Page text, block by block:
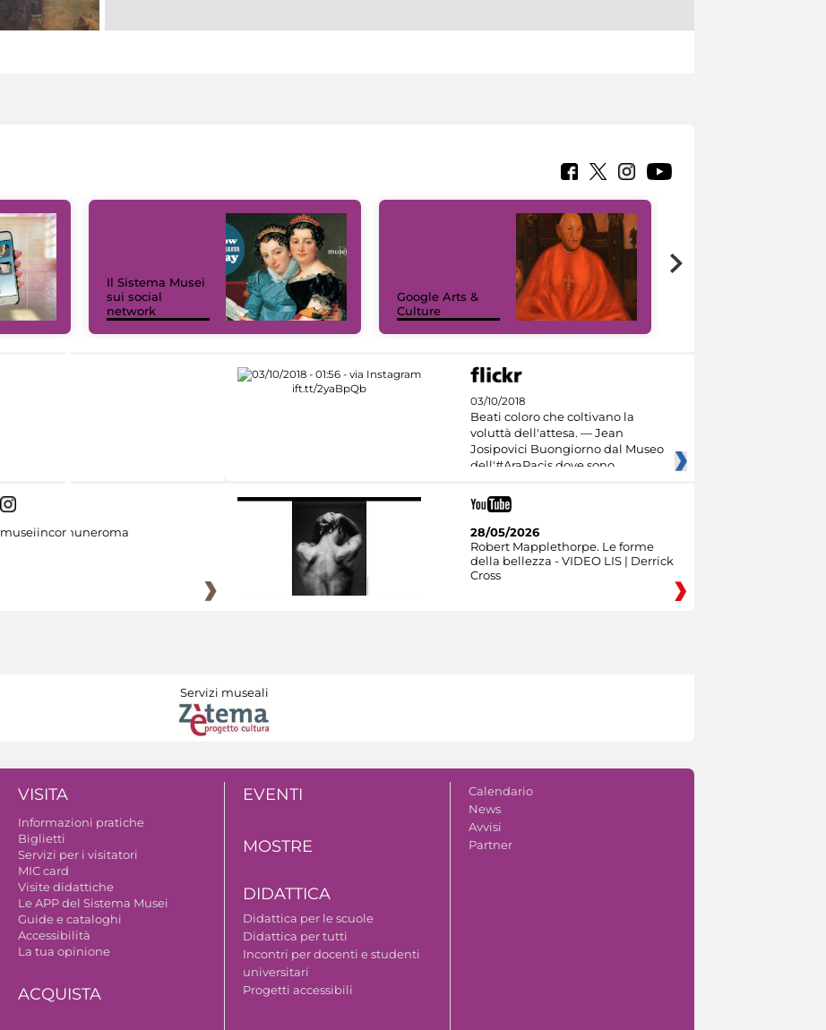
Il Sistema Musei
sui social
network
Google Arts &
Culture
03/10/2018
Beati coloro che coltivano la
voluttà dell'attesa. — Jean
Josipovici Buongiorno dal Museo
dell'#AraPacis dove sono
museiincomuneroma
28/05/2026
Robert Mapplethorpe. Le forme
della bellezza - VIDEO LIS | Derrick
Cross
Servizi museali
VISITA
Informazioni pratiche
Biglietti
Servizi per i visitatori
MIC card
Visite didattiche
Le APP del Sistema Musei
Guide e cataloghi
Accessibilità
La tua opinione
ACQUISTA
EVENTI
MOSTRE
DIDATTICA
Didattica per le scuole
Didattica per tutti
Incontri per docenti e studenti
universitari
Progetti accessibili
Calendario
News
Avvisi
Partner